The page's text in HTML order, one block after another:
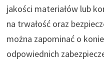
jakości materiałów lub
na trwałość oraz
można zapominać o
odpowiednich